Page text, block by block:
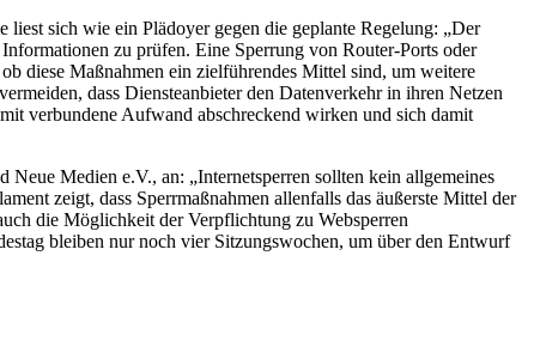
sich wie ein Plädoyer gegen die geplante Regelung: „Der
zu prüfen. Eine Sperrung von Router-Ports oder
diese Maßnahmen ein zielführendes Mittel sind, um weitere
dass Diensteanbieter den Datenverkehr in ihren Netzen
verbundene Aufwand abschreckend wirken und sich damit
Medien e.V., an: „Internetsperren sollten kein allgemeines
zeigt, dass Sperrmaßnahmen allenfalls das äußerste Mittel der
die Möglichkeit der Verpflichtung zu Websperren
bleiben nur noch vier Sitzungswochen, um über den Entwurf